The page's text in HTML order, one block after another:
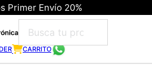
Primer Envío 20%
CARRITO